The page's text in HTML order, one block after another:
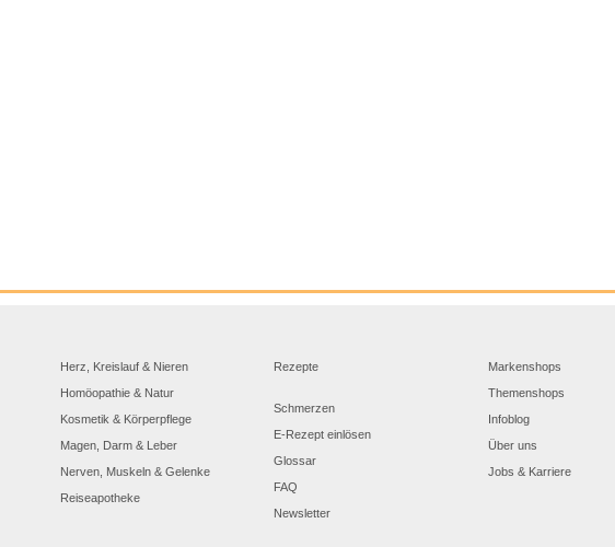
Herz, Kreislauf & Nieren
Homöopathie & Natur
Kosmetik & Körperpflege
Magen, Darm & Leber
Nerven, Muskeln & Gelenke
Reiseapotheke
Rezepte
Schmerzen
E-Rezept einlösen
Glossar
FAQ
Newsletter
Markenshops
Themenshops
Infoblog
Über uns
Jobs & Karriere